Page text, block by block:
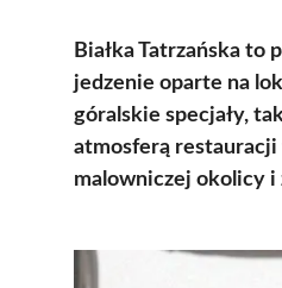
Białka Tatrzańska
jedzenie oparte na
góralskie specjały,
atmosferą
malowniczej okolicy i